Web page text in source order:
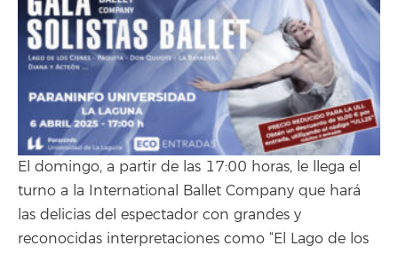
El domingo, a partir de las 17:00 horas, le llega el
turno a la International Ballet Company que hará
las delicias del espectador con grandes y
reconocidas interpretaciones como “El Lago de los